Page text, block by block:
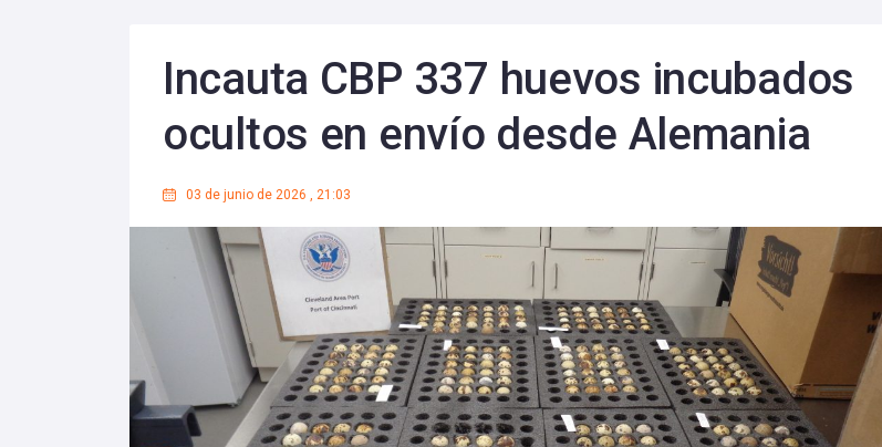
Incauta CBP 337 huevos incubados
ocultos en envío desde Alemania
03 de junio de 2026 , 21:03